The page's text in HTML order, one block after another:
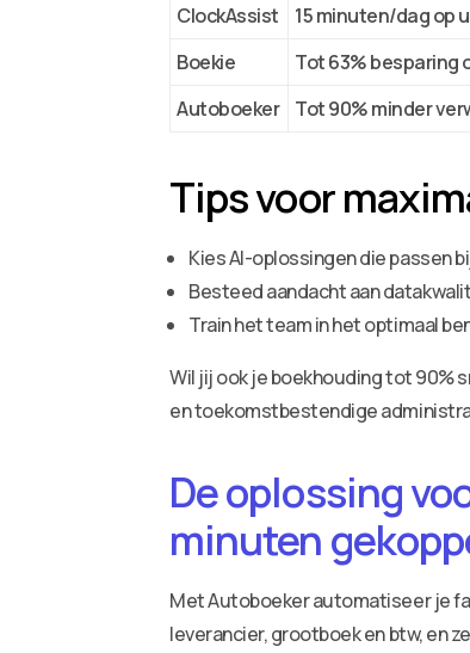
ClockAssist
15 minuten/dag op
Boekie
Tot 63% besparing
Autoboeker
Tot 90% minder
Tips voor
Kies AI-oplossingen die passen
Besteed aandacht aan
Train het team in het optimaal
Wil jij ook je boekhouding tot 90%
en toekomstbestendige
De oplossing
minuten
Met Autoboeker automatiseer je
leverancier, grootboek en btw, en